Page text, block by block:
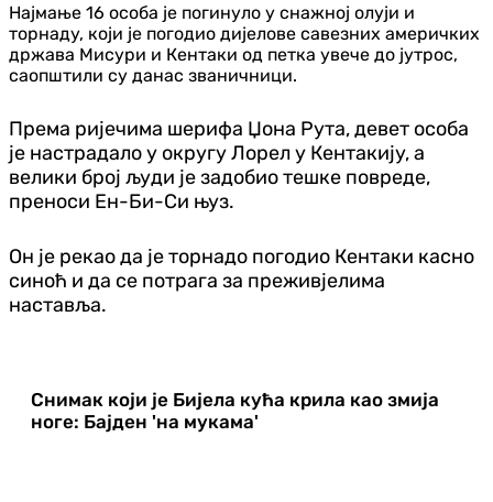
Најмање 16 особа је погинуло у снажној олуји и
торнаду, који је погодио дијелове савезних америчких
држава Мисури и Кентаки од петка увече до јутрос,
саопштили су данас званичници.
Према ријечима шерифа Џона Рута, девет особа
је настрадало у округу Лорел у Кентакију, а
велики број људи је задобио тешке повреде,
преноси Ен-Би-Си њуз.
Он је рекао да је торнадо погодио Кентаки касно
синоћ и да се потрага за преживјелима
наставља.
Снимак који је Бијела кућа крила као змија
ноге: Бајден 'на мукама'